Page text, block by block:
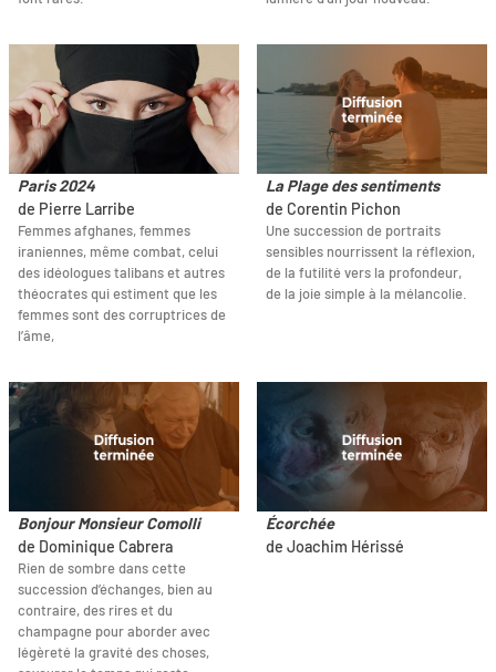
Paris 2024
de Pierre Larribe
Femmes afghanes, femmes
iraniennes, même combat, celui
des idéologues talibans et autres
théocrates qui estiment que les
femmes sont des corruptrices de
l’âme,
La Plage des sentiments
de Corentin Pichon
Une succession de portraits
sensibles nourrissent la réflexion,
de la futilité vers la profondeur,
de la joie simple à la mélancolie.
Bonjour Monsieur Comolli
de Dominique Cabrera
Rien de sombre dans cette
succession d’échanges, bien au
contraire, des rires et du
champagne pour aborder avec
légèreté la gravité des choses,
Écorchée
de Joachim Hérissé